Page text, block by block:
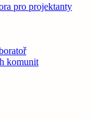
pro projektanty
komunit